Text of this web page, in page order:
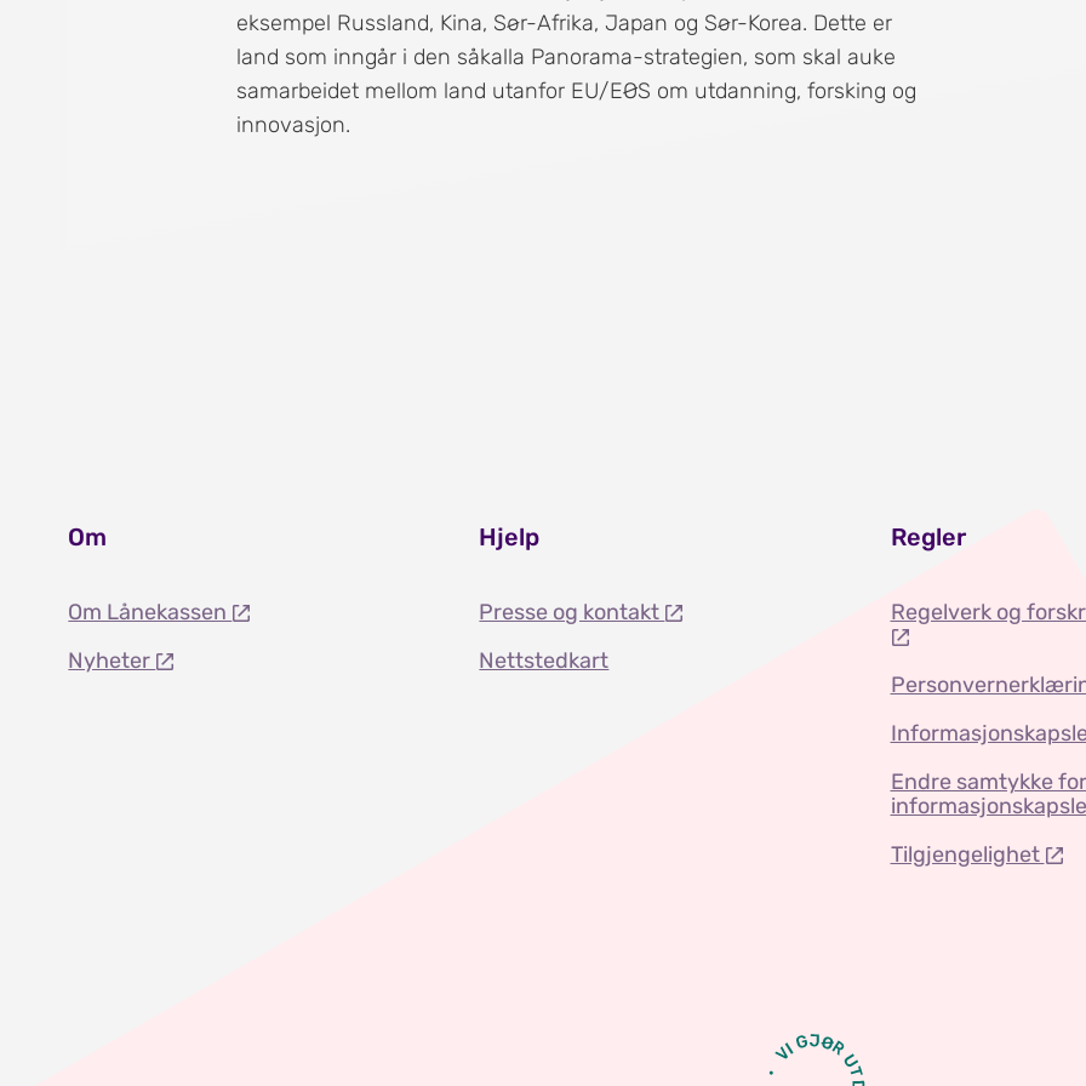
eksempel Russland, Kina, Sør-Afrika, Japan og Sør-Korea. Dette er
land som inngår i den såkalla Panorama-strategien, som skal auke
samarbeidet mellom land utanfor EU/EØS om utdanning, forsking og
innovasjon.
Om
Om Lånekassen
Nyheter
Hjelp
Presse og kontakt
Nettstedkart
Regler
Regelverk og
Endre samtykke for
Tilgjengelighet